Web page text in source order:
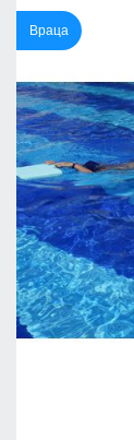
Враца